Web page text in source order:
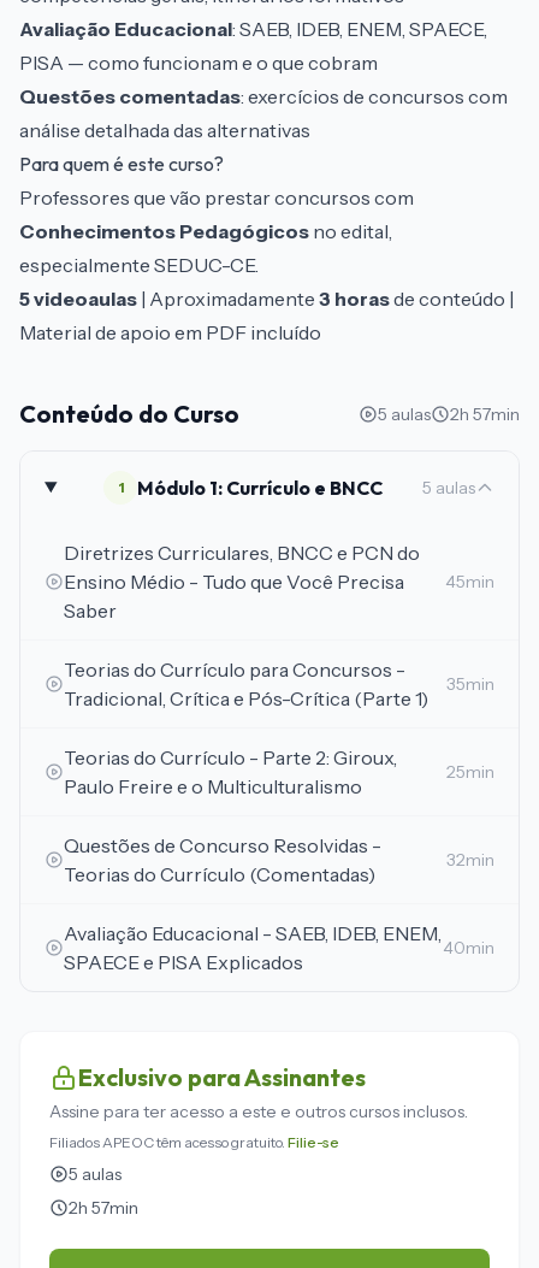
Avaliação Educacional: SAEB, IDEB, ENEM, SPAECE,
PISA — como funcionam e o que cobram
Questões comentadas: exercícios de concursos com
análise detalhada das alternativas
Para quem é este curso?
Professores que vão prestar concursos com
Conhecimentos Pedagógicos no edital,
especialmente SEDUC-CE.
5 videoaulas | Aproximadamente 3 horasde conteúdo |
Material de apoio em PDF incluído
Conteúdo do Curso 5 aulas 2h 57min
1 Módulo 1: Currículo e BNCC 5 aulas
Diretrizes Curriculares, BNCC e PCN do
Ensino Médio - Tudo que Você Precisa
Saber
45min
Teorias do Currículo para Concursos -
Tradicional, Crítica e Pós-Crítica (Parte 1)
35min
Teorias do Currículo - Parte 2: Giroux,
Paulo Freire e o Multiculturalismo
25min
Questões de Concurso Resolvidas -
Teorias do Currículo (Comentadas)
32min
Avaliação Educacional - SAEB, IDEB, ENEM,
SPAECE e PISA Explicados
40min
Exclusivo para Assinantes
Assine para ter acesso a este e outros cursos inclusos.
Filiados APEOC têm acesso gratuito. Filie-se
5 aulas
2h 57min